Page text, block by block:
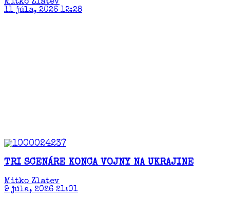
Mitko Zlatev
11 júla, 2026 12:28
TRI SCENÁRE KONCA VOJNY NA UKRAJINE
Mitko Zlatev
9 júla, 2026 21:01